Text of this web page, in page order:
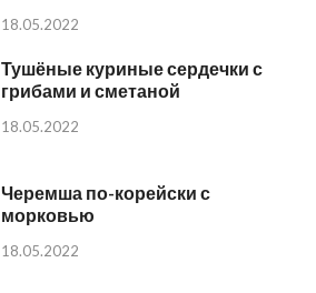
18.05.2022
Тушёные куриные сердечки с
грибами и сметаной
18.05.2022
Черемша по-корейски с
морковью
18.05.2022